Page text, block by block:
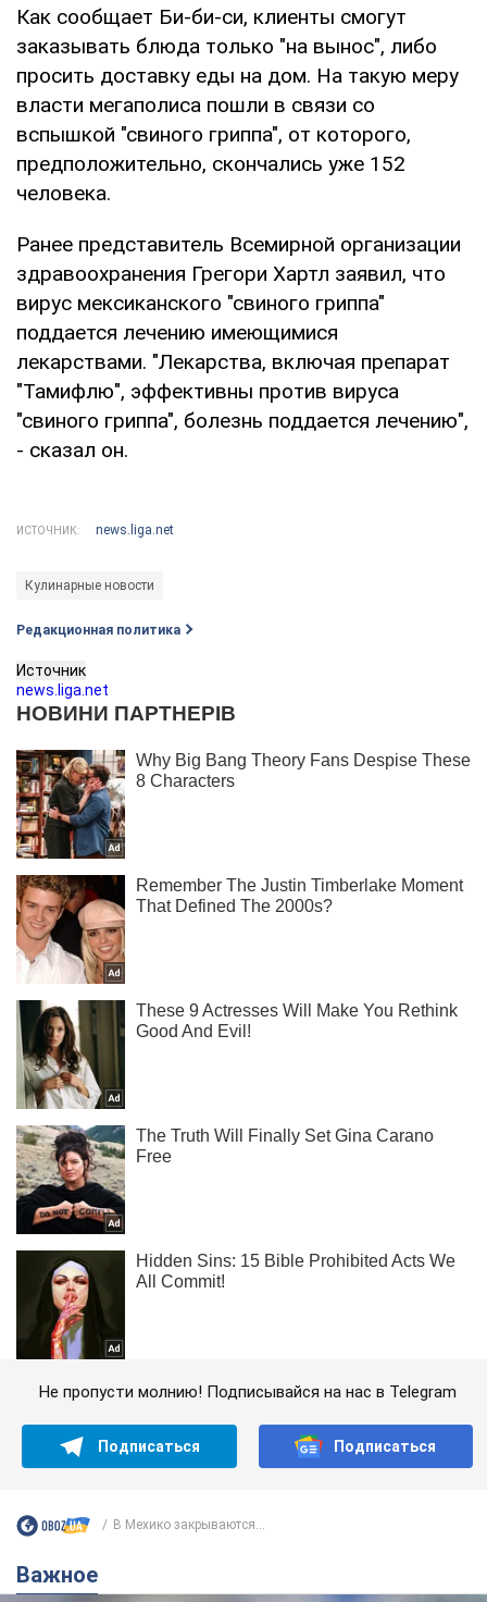
Как сообщает Би-би-си, клиенты смогут
заказывать блюда только "на вынос", либо
просить доставку еды на дом. На такую меру
власти мегаполиса пошли в связи со
вспышкой "свиного гриппа", от которого,
предположительно, скончались уже 152
человека.
Ранее представитель Всемирной организации
здравоохранения Грегори Хартл заявил, что
вирус мексиканского "свиного гриппа"
поддается лечению имеющимися
лекарствами. "Лекарства, включая препарат
"Тамифлю", эффективны против вируса
"свиного гриппа", болезнь поддается лечению",
- сказал он.
ИСТОЧНИК: news.liga.net
Кулинарные новости
Редакционная политика
Источник
news.liga.net
Не пропусти молнию! Подписывайся на нас в Telegram
Подписаться Подписаться
В Мехико закрываются...
Важное